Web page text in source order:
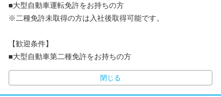
■大型自動車運転免許をお持ちの方
※二種免許未取得の方は入社後取得可能です。
【歓迎条件】
■大型自動車第二種免許をお持ちの方
閉じる